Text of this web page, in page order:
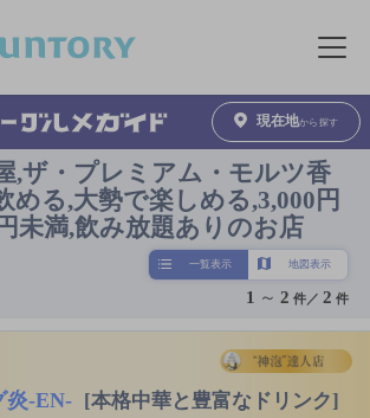
メニュ
現在地から探す
,ザ・プレミアム・モルツ香
める,大勢で楽しめる,3,000円
未満,飲み放題ありのお店
一覧表示 地図表示
1 ～ 2 件／2 件
炎-EN- [本格中華と豊富なドリンク]